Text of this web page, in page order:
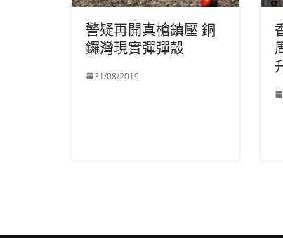
警疑再開真槍鎮壓 銅
鑼灣現實彈彈殼
31/08/2019